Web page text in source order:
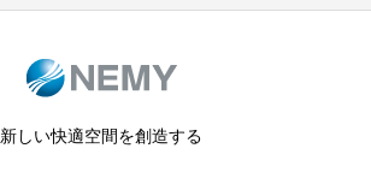
新しい快適空間を創造する